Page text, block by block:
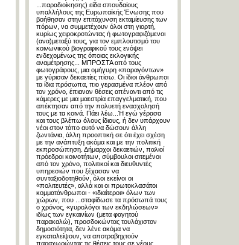
...παραδιοίκησης) είδα σπουδαίους
υπαλλήλους της Ευρωπαϊκής Ένωσης που
βοήθησαν στην επιτάχυνση εκταμίευσης των
πόρων, να συμμετέχουν όλοι στη γιορτή,
κυρίως χειροκροτώντας ή φωτογραφιζόμενοι
(ανα)μεταξύ τους, για τον εμπλουτισμό του
κοινωνικού βιογραφικού τους ενόψει
ενδεχομένως της όποιας εκλογικής
αναμέτρησης... ΜΠΡΟΣΤΑ από τους
φωτογράφους, μια ομήγυρη «παραγόντων»
με γύρισαν δεκαετίες πίσω. Οι ίδιοι άνθρωποι
τα ίδια πρόσωπα, πιο γερασμένα πλέον από
τον χρόνο, έπιαναν θέσεις απέναντι από τις
κάμερες με μια μαεστρία επαγγελματική, που
απέκτησαν από την πολυετή ενασχολησή
τους με τα κοινά. Πάει λέω...Ή εγώ γέρασα
και τους βλέπω όλους ίδιους, ή δεν υπάρχουν
νέοι στον τόπο αυτό να δώσουν άλλη
ζωντάνια, άλλη προοπτική σε ότι έχει σχέση
με την ανάπτυξη ακόμα και με την πολιτική
εκπροσώπηση. Δήμαρχοι δεκαετιών, παλιοί
πρόεδροι κοινοτήτων, σύμβουλοι σιτεμένοι
από τον χρόνο, πολιτικοί και διευθυντές
υπηρεσιών που ξέχασαν να
συνταξιοδοτηθούν, όλοι εκείνοι οι
«πολιτευτές», αλλά και οι πρωτοκλασάτοι
κομματάνθρωποι - «ιδιαίτεροι» όλων των
χώρων, που ...σταφίδωσε τα πρόσωπά τους
ο χρόνος, «γυρολόγοι των εκδηλώσεων»
ιδίως των εγκαινίων (μετα φαγητού
παρακαλώ), προσδοκώντας τουλάχιστον
δημοσιότητα, δεν λένε ακόμα να
εγκαταλείψουν, να αποτραβηχτούν
παραχωρώντας τις θέσεις τους σε νέους